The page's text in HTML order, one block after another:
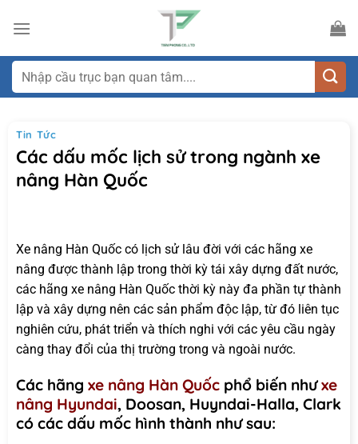
qua
dungTìm
kiếm:
Tin Tức
Các dấu mốc lịch sử trong ngành xe
nâng Hàn Quốc
Xe nâng Hàn Quốc có lịch sử lâu đời với các hãng xe
nâng được thành lập trong thời kỳ tái xây dựng đất nước,
các hãng xe nâng Hàn Quốc thời kỳ này đa phần tự thành
lập và xây dựng nên các sản phẩm độc lập, từ đó liên tục
nghiên cứu, phát triển và thích nghi với các yêu cầu ngày
càng thay đổi của thị trường trong và ngoài nước.
Các hãng xe nâng Hàn Quốc phổ biến nhưxe
nâng Hyundai, Doosan, Huyndai-Halla, Clark
có các dấu mốc hình thành như sau: